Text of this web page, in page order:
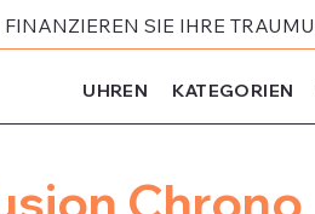
FINANZIEREN SIE IHRE
UHREN KATEGORIEN